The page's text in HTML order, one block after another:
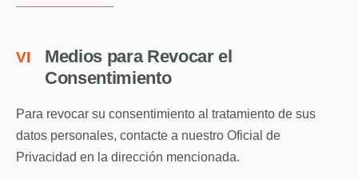
VI
Medios para Revocar el
Consentimiento
Para revocar su consentimiento al tratamiento de sus
datos personales, contacte a nuestro Oficial de
Privacidad en la dirección mencionada.